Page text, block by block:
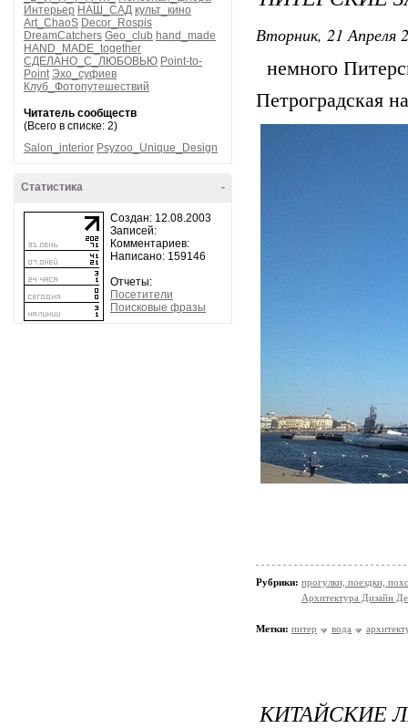
Интерьер НАШ_САД культ_кино
Art_ChaoS Decor_Rospis
DreamCatchers Geo_club hand_made
HAND_MADE_together
СДЕЛАНО_С_ЛЮБОВЬЮ Point-to-
Point Эхо_суфиев
Клуб_Фотопутешествий
Читатель сообществ
(Всего в списке: 2)
Salon_interior Psyzoo_Unique_Design
-
Статистика
Создан: 12.08.2003
Записей:
Комментариев:
Написано: 159146
Отчеты:
Посетители
Поисковые фразы
Вторник, 21 Апреля
немного
Петроградская
Рубрики: прогулки, поездки,
Архитектура Дизайн
Метки: питер вода
КИТАЙСКИЕ